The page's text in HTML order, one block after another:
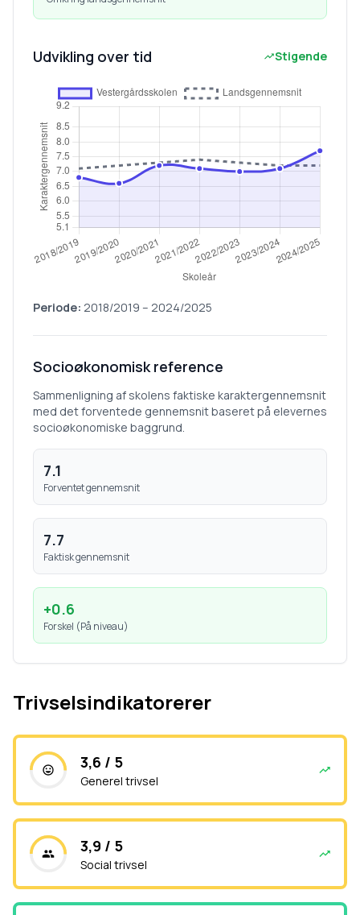
Udvikling over tid Stigende
Periode: 2018/2019 – 2024/2025
Socioøkonomisk reference
Sammenligning af skolens faktiske karaktergennemsnit
med det forventede gennemsnit baseret på elevernes
socioøkonomiske baggrund.
7.1
Forventet gennemsnit
7.7
Faktisk gennemsnit
+0.6
Forskel (På niveau)
Trivselsindikatorerer
3,6 / 5
Generel trivsel
3,9 / 5
Social trivsel